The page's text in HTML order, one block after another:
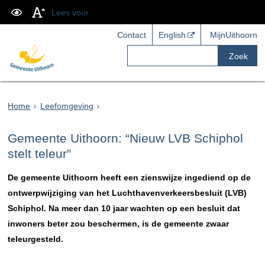
Lees voor
Contact English MijnUithoorn
Zoek
Home Leefomgeving
Gemeente Uithoorn: “Nieuw LVB Schiphol
stelt teleur”
De gemeente Uithoorn heeft een zienswijze ingediend op de
ontwerpwijziging van het Luchthavenverkeersbesluit (LVB)
Schiphol. Na meer dan 10 jaar wachten op een besluit dat
inwoners beter zou beschermen, is de gemeente zwaar
teleurgesteld.